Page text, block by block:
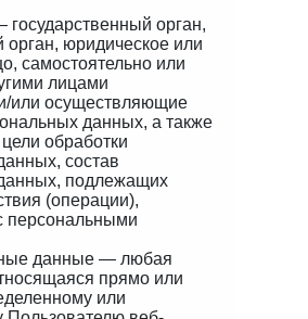
орган,
юридическое или
самостоятельно или
лицами
или осуществляющие
данных, а также
обработки
состав
подлежащих
(операции),
данные — любая
прямо или
или